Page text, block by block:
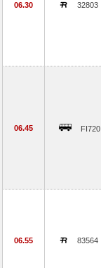
06.30 32803
06.45 FI720
06.55 83564